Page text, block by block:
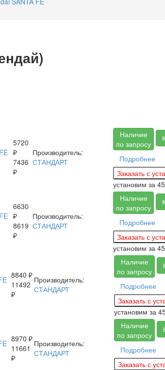
5720
₽
7436
₽
Производитель:
СТАНДАРТ
Наличие
по запросу
Подробнее
установим за
6630
₽
8619
₽
Производитель:
СТАНДАРТ
Наличие
по запросу
Подробнее
установим за
8840 ₽
11492
₽
Производитель:
СТАНДАРТ
Наличие
по запросу
Подробнее
установим за
8970 ₽
11661
₽
Производитель:
СТАНДАРТ
Наличие
по запросу
Подробнее